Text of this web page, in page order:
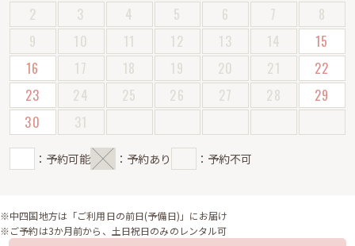
2
3 4 5 6 7
8
9
10 11 12 13 14
15
16
17 18 19 20 21
22
23
24 25 26 27 28
29
30
31
：予約可能 ：予約あり ：予約不可
※中四国地方は「ご利用日の前日(予備日)」にお届け
※ご予約は3か月前から、土日祝日のみのレンタル可